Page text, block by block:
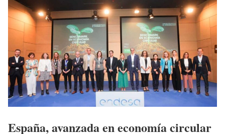
España, avanzada en economía circular